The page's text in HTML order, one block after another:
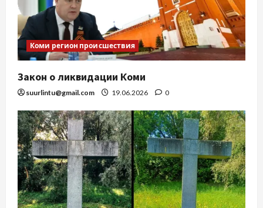
Коми регион происшествия
Закон о ликвидации Коми
suurlintu@gmail.com 19.06.2026 0